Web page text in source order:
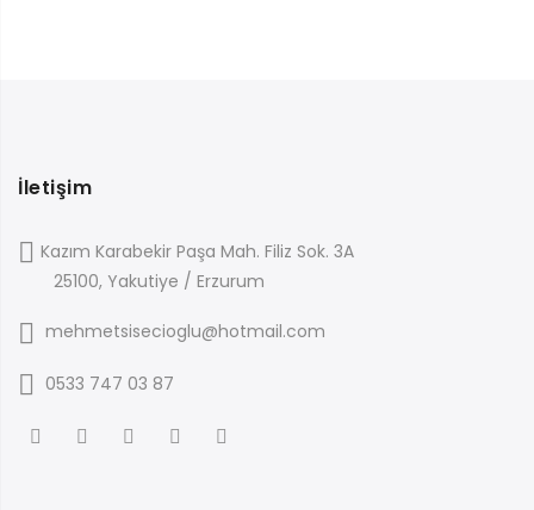
İletişim
Kazım Karabekir Paşa Mah. Filiz Sok. 3A
25100, Yakutiye / Erzurum
mehmetsisecioglu@hotmail.com
0533 747 03 87